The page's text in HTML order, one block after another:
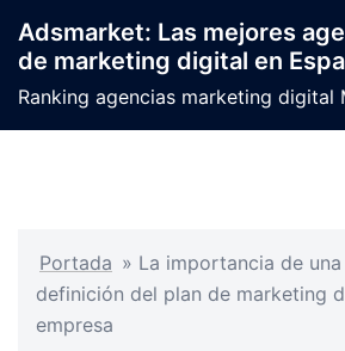
contenido
Adsmarket: Las mejores
de marketing digital en
Ranking agencias marketing digital
Portada » La importancia de una
definición del plan de marketing
empresa